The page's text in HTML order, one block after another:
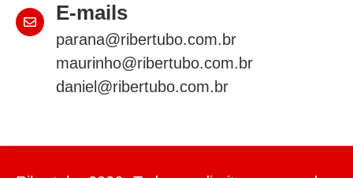
E-mails
parana@ribertubo.com.br
maurinho@ribertubo.com.br
daniel@ribertubo.com.br